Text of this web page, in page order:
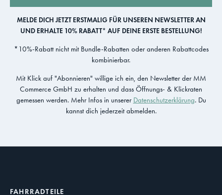
MELDE DICH JETZT ERSTMALIG FÜR UNSEREN NEWSLETTER AN
UND ERHALTE 10% RABATT* AUF DEINE ERSTE BESTELLUNG!
*10%-Rabatt nicht mit Bundle-Rabatten oder anderen Rabattcodes
kombinierbar.
Mit Klick auf "Abonnieren" willige ich ein, den Newsletter der MM
Commerce GmbH zu erhalten und dass Öffnungs- & Klickraten
gemessen werden. Mehr Infos in unserer Datenschutzerklärung. Du
kannst dich jederzeit abmelden.
FAHRRADTEILE